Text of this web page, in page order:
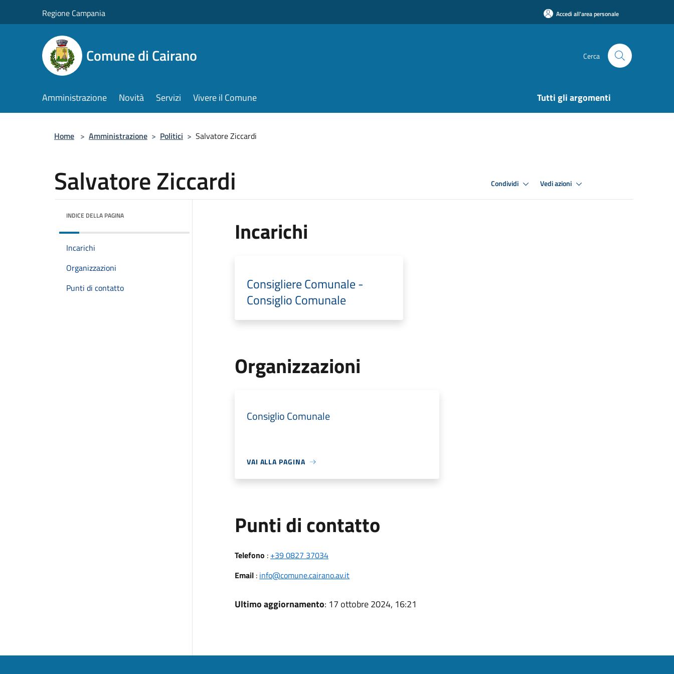
Regione Campania Accedi all'area personale
Comune di Cairano Cerca
Amministrazione Novità Servizi Vivere il Comune Tutti gli argomenti
Home > Amministrazione > Politici > Salvatore Ziccardi
Salvatore Ziccardi Condividi Vedi azioni
INDICE DELLA PAGINA
Incarichi
Organizzazioni
Punti di contatto
Incarichi
Consigliere Comunale -
Consiglio Comunale
Organizzazioni
Consiglio Comunale
VAI ALLA PAGINA
Punti di contatto
Telefono : +39 0827 37034
Email: info@comune.cairano.av.it
Ultimo aggiornamento: 17 ottobre 2024, 16:21